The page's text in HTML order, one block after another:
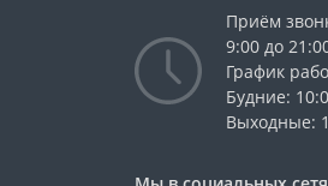
Приём
9:00 до
График
Будние:
Выходные: